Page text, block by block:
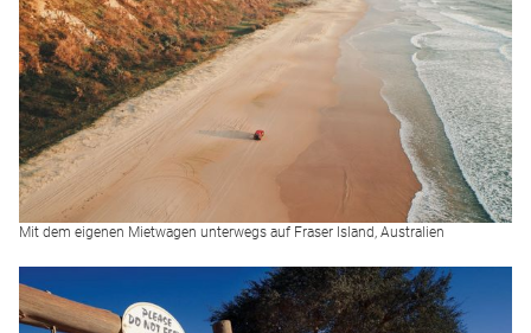
Mit dem eigenen Mietwagen unterwegs auf Fraser Island, Australien